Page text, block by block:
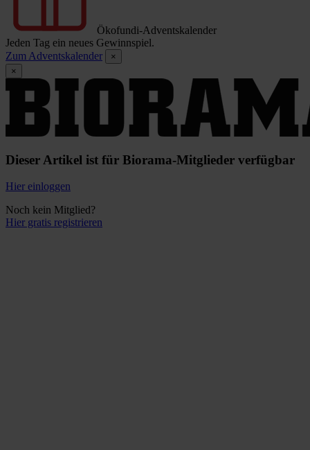
Ökofundi-Adventskalender
Jeden Tag ein neues Gewinnspiel.
Zum Adventskalender
×
×
Dieser Artikel ist für Biorama-Mitglieder verfügbar
Hier einloggen
Noch kein Mitglied?
Hier gratis registrieren